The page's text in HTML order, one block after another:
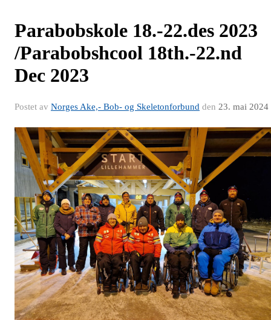
Parabobskole 18.-22.des 2023
/Parabobshcool 18th.-22.nd
Dec 2023
Postet av Norges Ake,- Bob- og Skeletonforbund den 23. mai 2024